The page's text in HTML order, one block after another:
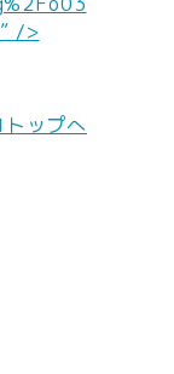
/>
ップへ